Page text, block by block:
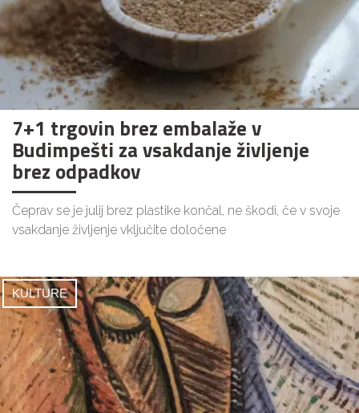
7+1 trgovin brez embalaže v
Budimpešti za vsakdanje življenje
brez odpadkov
Čeprav se je julij brez plastike končal, ne škodi, če v svoje
vsakdanje življenje vključite določene
KULTURE